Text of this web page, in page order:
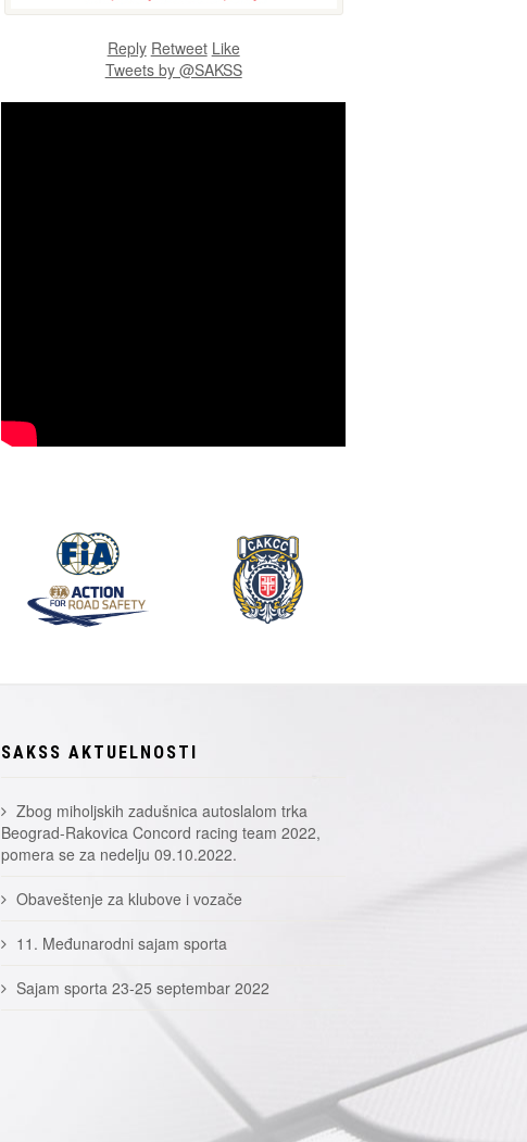
Reply Retweet Like
Tweets by @SAKSS
SAKSS AKTUELNOSTI
Zbog miholjskih zadušnica autoslalom trka
Beograd-Rakovica Concord racing team 2022,
pomera se za nedelju 09.10.2022.
Obaveštenje za klubove i vozače
11. Međunarodni sajam sporta
Sajam sporta 23-25 septembar 2022